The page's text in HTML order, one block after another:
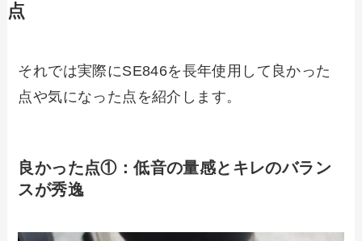
点
それでは実際にSE846を長年使用して良かった
点や気になった点を紹介します。
良かった点①：低音の量感とキレのバラン
スが秀逸